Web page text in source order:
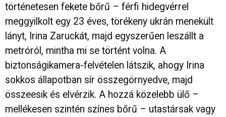
történetesen fekete bőrű – férfi hidegvérrel
meggyilkolt egy 23 éves, törékeny ukrán menekült
lányt, Irina Zaruckát, majd egyszerűen leszállt a
metróról, mintha mi se történt volna. A
biztonságikamera-felvételen látszik, ahogy Irina
sokkos állapotban sír összegörnyedve, majd
összeesik és elvérzik. A hozzá közelebb ülő –
mellékesen szintén színes bőrű – utastársak vagy